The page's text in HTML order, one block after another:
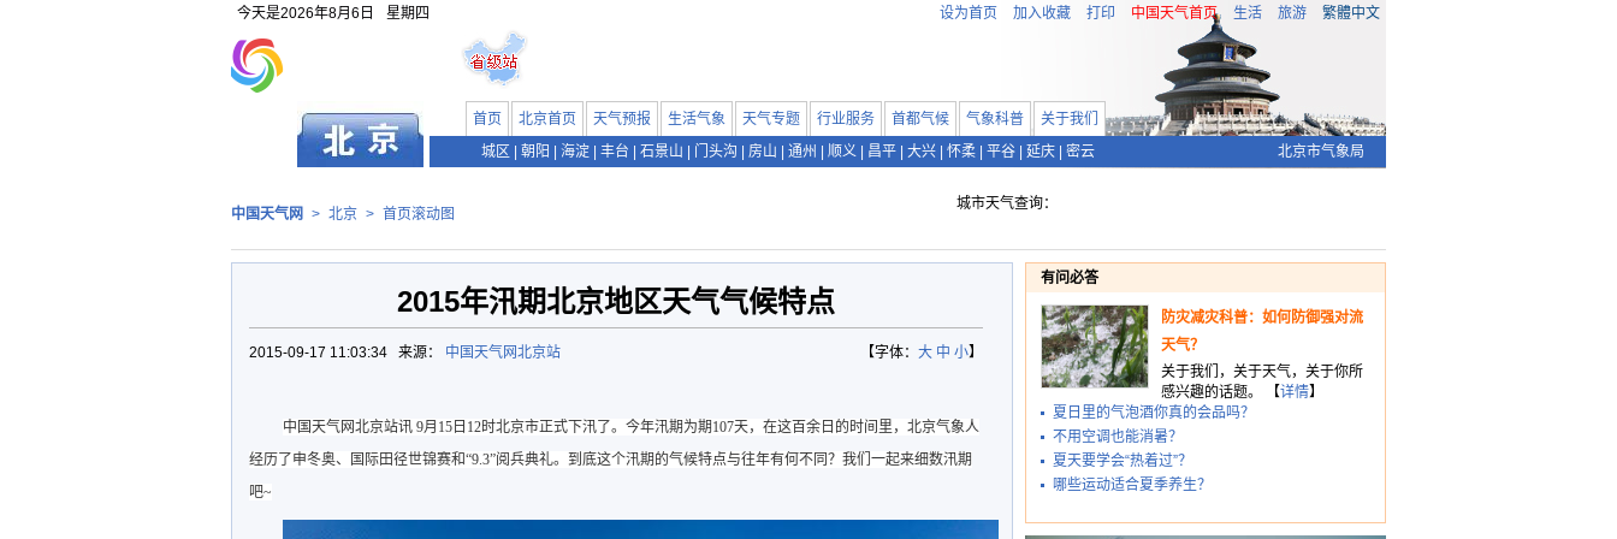
今天是2026年8月6日 星期四 设为首页 加入收藏 打印 中国天气首页 生活 旅游 繁體中文
首页 北京首页 天气预报 生活气象 天气专题 行业服务 首都气候 气象科普
关于我们
城区
朝阳 海淀 丰台 石景山 门头沟 房山 通州 顺义 昌平 大兴 怀柔 平谷 延庆 密云 北京市气象局
中国天气网 > 北京 > 首页滚动图
城市天气查询：
2015年汛期北京地区天气气候特点
【字体： 大 中 小】
2015-09-17 11:03:34 来源： 中国天气网北京站
中国天气网北京站讯 9月15日12时北京市正式下汛了。今年汛期为期107天，在这百余日的时间里，北京气象人
经历了申冬奥、国际田径世锦赛和“9.3”阅兵典礼。到底这个汛期的气候特点与往年有何不同？我们一起来细数汛期
吧~
有问必答
防灾减灾科普：如何防御强对流
天气？
关于我们，关于天气，关于你所
感兴趣的话题。 【详情】
夏日里的气泡酒你真的会品吗？
不用空调也能消暑？
夏天要学会“热着过”？
哪些运动适合夏季养生？